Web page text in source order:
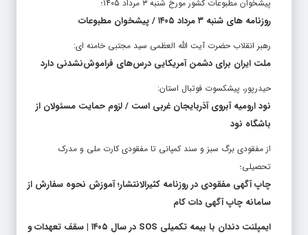
پیشخوان مطبوعات کشور مورخ شنبه ۳ مرداد ۱۴۰۵؛
روزنامه های شنبه ۳ مرداد ۱۴۰۵ / پیشخوان مطبوعات
رهبر انقلاب حضرت آیت الله العظمی سید مجتبی خامنه ای:
ملت ایران برای دشمن آمریکایی درس‌های فراموش‌نشدنی دارد
حیدرپور، پیشکسوت فوتبال استان:
نود ارومیه آبروی آذربایجان غربی است / لزوم حمایت مسئولان از
باشگاه نود
از مفقودی برگ سبز و سند کمپانی تا مفقودی کارت ملی و مدرک
تحصیلی؛
چاپ آگهی مفقودی در روزنامه کثیرالانتشار؛ آموزش نحوه سفارش از
سامانه چاپ آگهی دات کام
ایمپلنت دندان با بیمه تکمیلی SOS در سال ۱۴۰۵ | سقف تعهدات و